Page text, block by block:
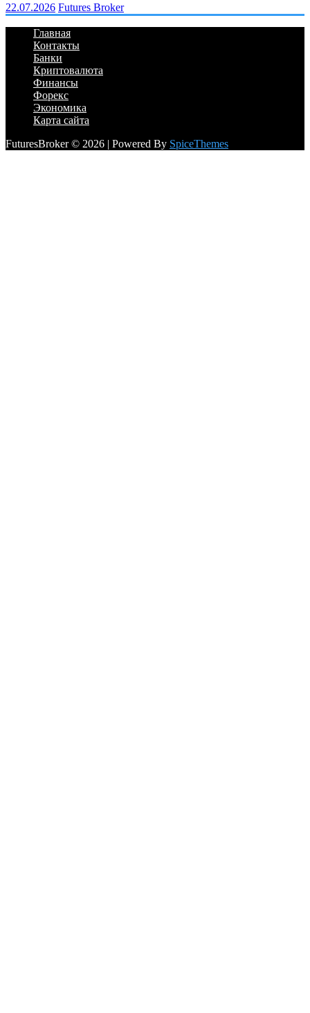
22.07.2026 Futures Broker
Главная
Контакты
Банки
Криптовалюта
Финансы
Форекс
Экономика
Карта сайта
FuturesBroker © 2026 | Powered By SpiceThemes